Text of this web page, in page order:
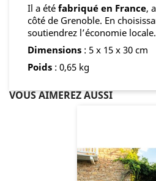
Il a été fabriqué en France,
côté de Grenoble. En
soutiendrez l’économie locale.
Dimensions : 5 x 15 x 30 cm
Poids : 0,65 kg
VOUS AIMEREZ AUSSI